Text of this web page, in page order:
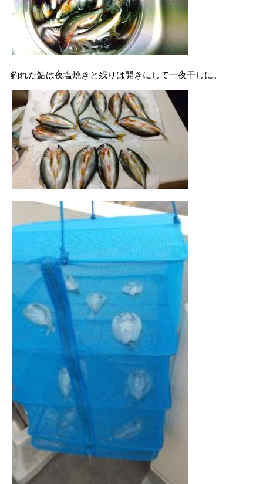
釣れた鮎は夜塩焼きと残りは開きにして一夜干しに。